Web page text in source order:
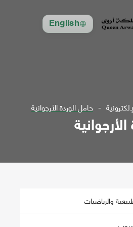
English
حامل الوردة الأرجوانية
والرياضيات